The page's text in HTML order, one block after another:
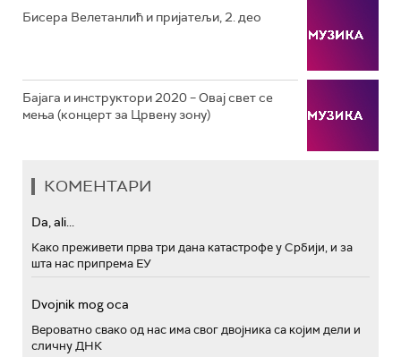
Бисера Велетанлић и пријатељи, 2. део
Бајага и инструктори 2020 – Овај свет се
мења (концерт за Црвену зону)
КОМЕНТАРИ
Da, ali...
Како преживети прва три дана катастрофе у Србији, и за
шта нас припрема ЕУ
Dvojnik mog oca
Вероватно свако од нас има свог двојника са којим дели и
сличну ДНК